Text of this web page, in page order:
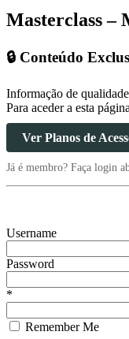
Masterclass –
🔒 Conteúdo
Informação de
Para aceder a esta
Ver Planos de
Já é membro? Faça login
Username
Password
*
Remember Me